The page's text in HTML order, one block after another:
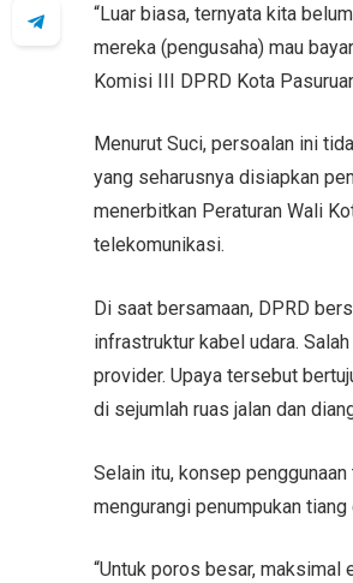
“Luar biasa, ternyata kita
mereka (pengusaha) mau
Komisi III DPRD Kota
Menurut Suci, persoalan ini
yang seharusnya disiapkan
menerbitkan Peraturan Wali
telekomunikasi.
Di saat bersamaan, DPRD
infrastruktur kabel udara.
provider. Upaya tersebut
di sejumlah ruas jalan dan
Selain itu, konsep
mengurangi penumpukan
“Untuk poros besar,